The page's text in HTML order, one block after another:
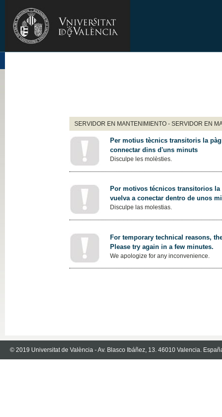
SERVIDOR EN MANTENIMIENTO - SERVIDOR EN
Per motius tècnics transitoris la
connectar dins d'uns minuts
Disculpe les molèsties.
Por motivos técnicos transitorios
vuelva a conectar dentro de unos
Disculpe las molestias.
For temporary technical reasons,
Please try again in a few minutes.
We apologize for any inconvenience.
© 2019 Universitat de València - Av. Blasco Ibáñez, 13. 46010 Valencia.